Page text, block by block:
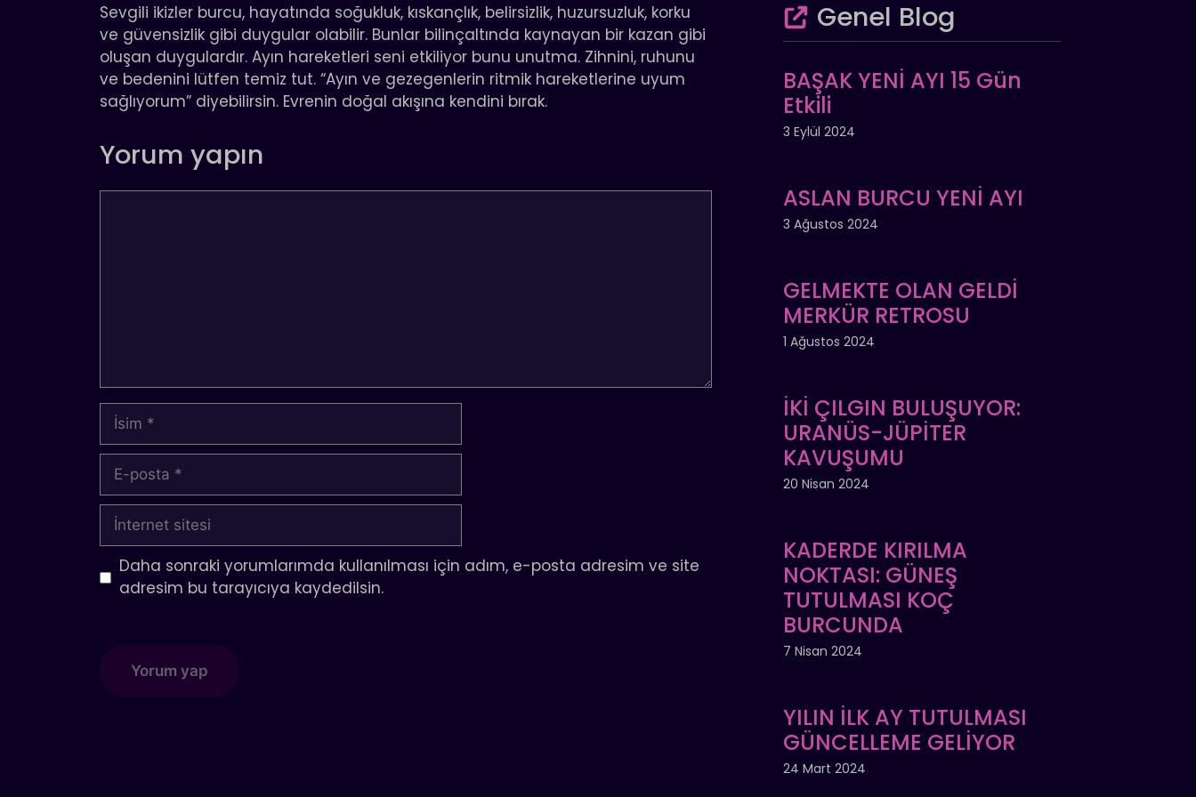
Sevgili ikizler burcu, hayatında soğukluk, kıskançlık, belirsizlik, huzursuzluk, korku
ve güvensizlik gibi duygular olabilir. Bunlar bilinçaltında kaynayan bir kazan gibi
oluşan duygulardır. Ayın hareketleri seni etkiliyor bunu unutma. Zihnini, ruhunu
ve bedenini lütfen temiz tut. “Ayın ve gezegenlerin ritmik hareketlerine uyum
sağlıyorum” diyebilirsin. Evrenin doğal akışına kendini bırak.
Yorum yapın
İsim
posta
İnternet
sitesi
Daha sonraki yorumlarımda kullanılması için adım, e-posta adresim ve site
adresim bu tarayıcıya kaydedilsin.
Genel Blog
BAŞAK YENİ AYI 15 Gün
Etkili
3 Eylül 2024
ASLAN BURCU YENİ AYI
3 Ağustos 2024
GELMEKTE OLAN GELDİ
MERKÜR RETROSU
1 Ağustos 2024
İKİ ÇILGIN BULUŞUYOR:
URANÜS-JÜPİTER
KAVUŞUMU
20 Nisan 2024
KADERDE KIRILMA
NOKTASI: GÜNEŞ
TUTULMASI KOÇ
BURCUNDA
7 Nisan 2024
YILIN İLK AY TUTULMASI
GÜNCELLEME GELİYOR
24 Mart 2024